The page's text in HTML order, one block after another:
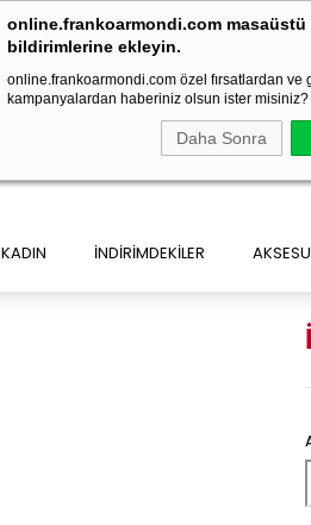
online.frankoarmondi.com masaüstü
bildirimlerine ekleyin.
online.frankoarmondi.com özel fırsatlardan ve
kampanyalardan haberiniz olsun ister misiniz?
Daha Sonra
KADIN İNDİRİMDEKİLER